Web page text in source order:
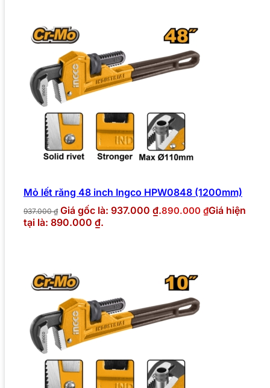
Mỏ lết răng 48 inch Ingco HPW0848 (1200mm)
937.000₫ Giá gốc là: 937.000 ₫.890.000 ₫Giá hiện
tại là: 890.000 ₫.